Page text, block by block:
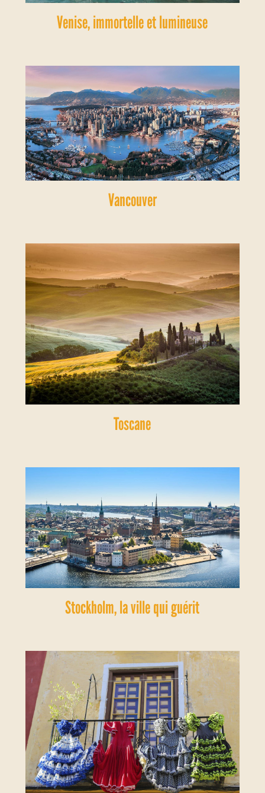
Venise, immortelle et lumineuse
Vancouver
Toscane
Stockholm, la ville qui guérit